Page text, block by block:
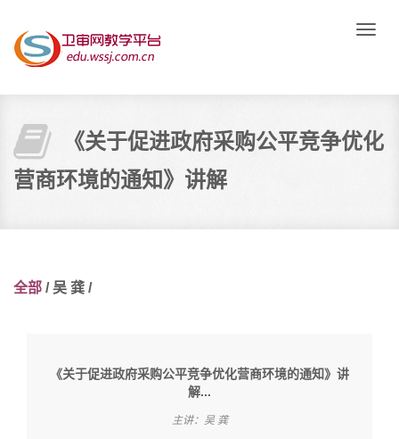
Toggle
《关于促进政府采购公平竞争优化
营商环境的通知》讲解
全部 / 吴 龚 /
《关于促进政府采购公平竞争优化营商环境的通知》讲
解...
主讲：吴 龚